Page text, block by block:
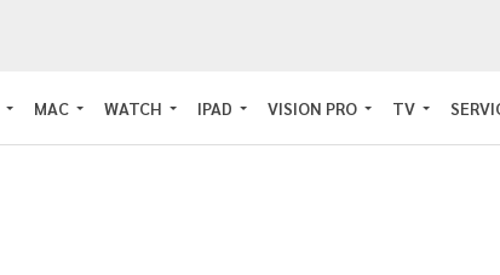
MAC WATCH IPAD VISION PRO TV